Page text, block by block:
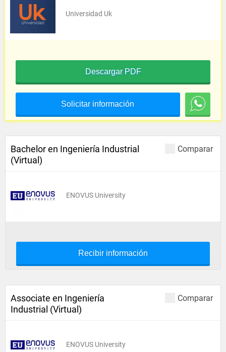
Universidad Uk
Descargar PDF
Solicitar información
Comparar
Bachelor en Ingeniería Industrial
(Virtual)
ENOVUS University
Recibir información
Comparar
Associate en Ingeniería
Industrial (Virtual)
ENOVUS University